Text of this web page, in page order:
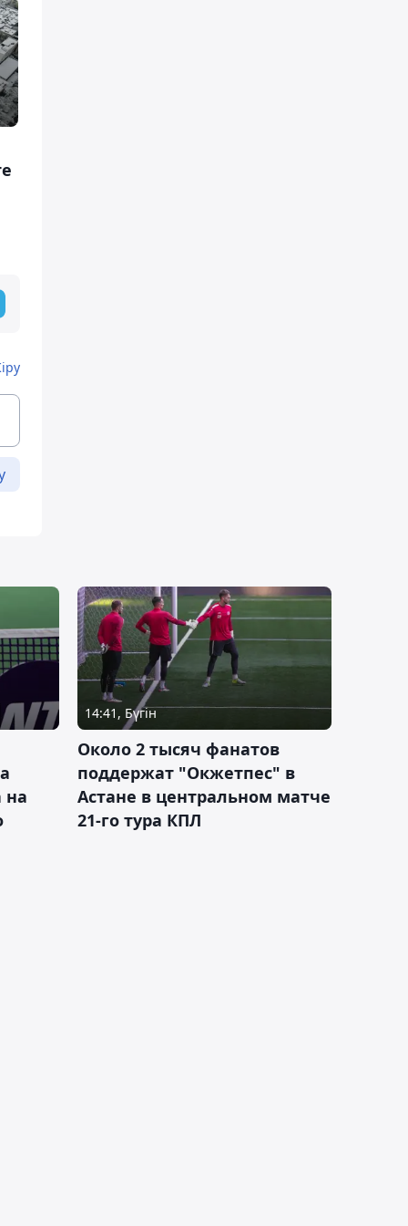
на
14:41, Бүгін
Около 2 тысяч фанатов
поддержат "Окжетпес" в
Астане в центральном матче
21-го тура КПЛ